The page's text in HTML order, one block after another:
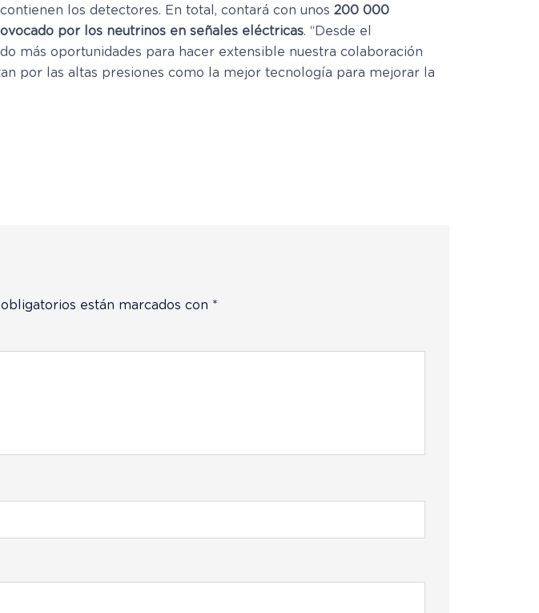
los detectores. En total, contará con unos 200 000
por los neutrinos en señales eléctricas. “Desde el
más oportunidades para hacer extensible nuestra colaboración
por las altas presiones como la mejor tecnología para mejorar la
están marcados con *